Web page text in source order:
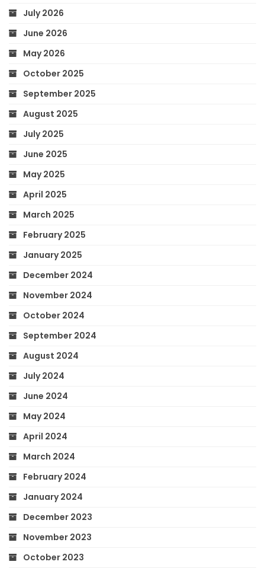
July 2026
June 2026
May 2026
October 2025
September 2025
August 2025
July 2025
June 2025
May 2025
April 2025
March 2025
February 2025
January 2025
December 2024
November 2024
October 2024
September 2024
August 2024
July 2024
June 2024
May 2024
April 2024
March 2024
February 2024
January 2024
December 2023
November 2023
October 2023